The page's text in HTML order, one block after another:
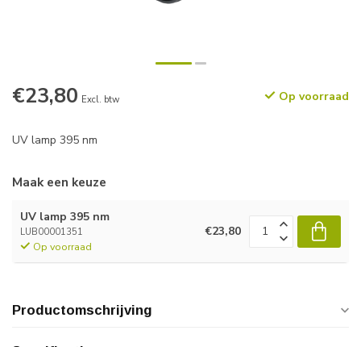
€23,80 Excl. btw Op voorraad
UV lamp 395 nm
Maak een keuze
UV lamp 395 nm
LUB00001351
Op voorraad
€23,80
Productomschrijving